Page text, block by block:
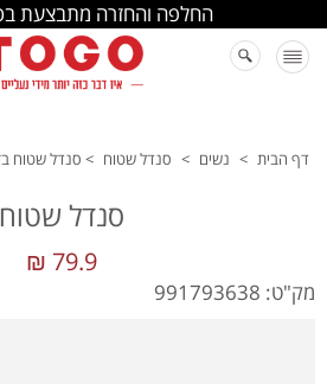
החלפה והחזרה מתבצעת
דף הבית > נשים > סנדל שטוח > סנדל שטוח בז
סנדל שטוח
79.9 ₪
מק"ט: 991793638